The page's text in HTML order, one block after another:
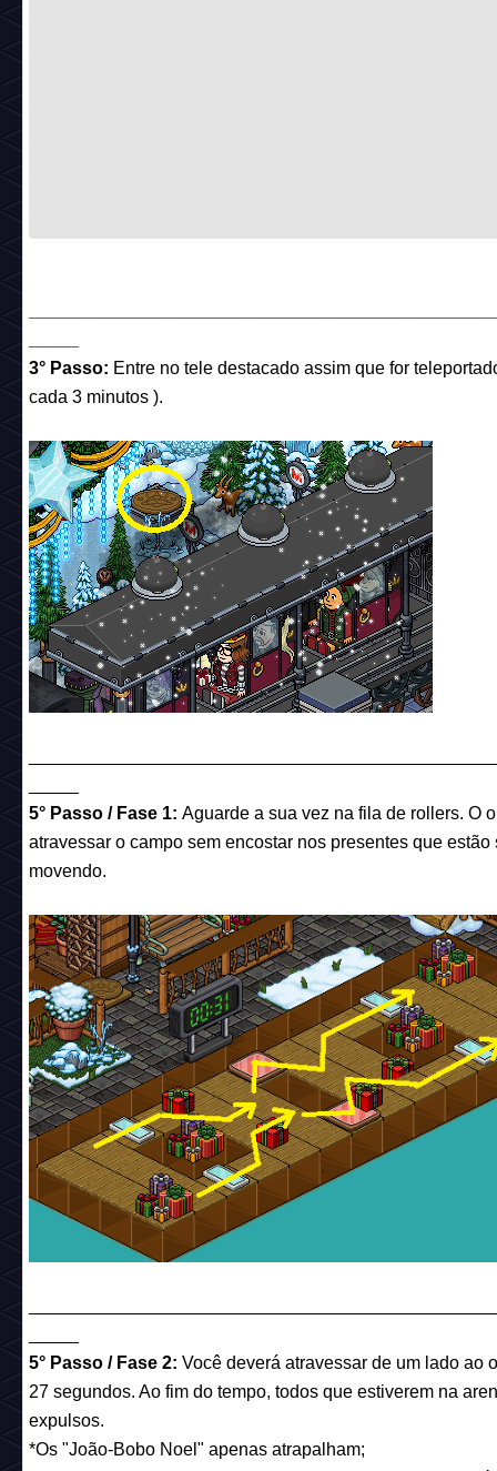
3° Passo: Entre no tele destacado assim que for
cada 3 minutos ).
5° Passo / Fase 1: Aguarde a sua vez na fila de rollers. O
atravessar o campo sem encostar nos presentes que estão
movendo.
5° Passo / Fase 2: Você deverá atravessar de um lado ao
27 segundos. Ao fim do tempo, todos que estiverem na
expulsos.
*Os "João-Bobo Noel" apenas atrapalham;